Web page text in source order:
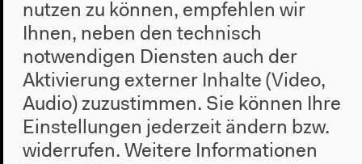
nutzen zu können, empfehlen wir
Ihnen, neben den technisch
notwendigen Diensten auch der
Aktivierung externer Inhalte (Video,
Audio) zuzustimmen. Sie können Ihre
Einstellungen jederzeit ändern bzw.
widerrufen. Weitere Informationen